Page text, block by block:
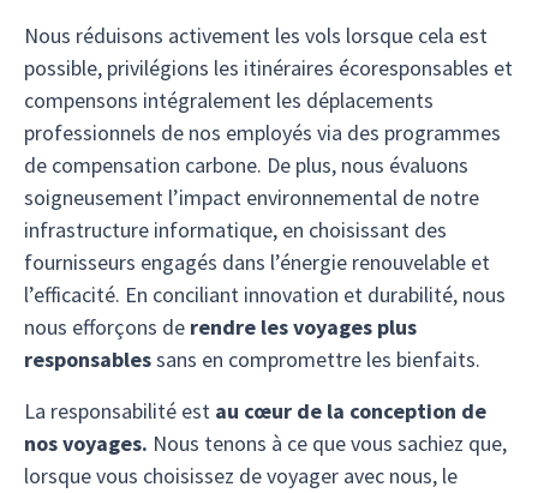
Nous réduisons activement les vols lorsque cela est
possible, privilégions les itinéraires écoresponsables et
compensons intégralement les déplacements
professionnels de nos employés via des programmes
de compensation carbone. De plus, nous évaluons
soigneusement l’impact environnemental de notre
infrastructure informatique, en choisissant des
fournisseurs engagés dans l’énergie renouvelable et
l’efficacité. En conciliant innovation et durabilité, nous
nous efforçons de rendre les voyages plus
responsablessans en compromettre les bienfaits.
La responsabilité est au cœur de la conception de
nos voyages. Nous tenons à ce que vous sachiez que,
lorsque vous choisissez de voyager avec nous, le